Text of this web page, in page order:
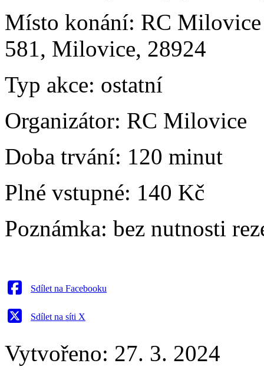
Místo konání: RC Milovice
581, Milovice, 28924
Typ akce: ostatní
Organizátor: RC Milovice
Doba trvání: 120 minut
Plné vstupné: 140 Kč
Poznámka: bez nutnosti
Sdílet na Facebooku
Sdílet na síti X
Vytvořeno: 27. 3. 2024